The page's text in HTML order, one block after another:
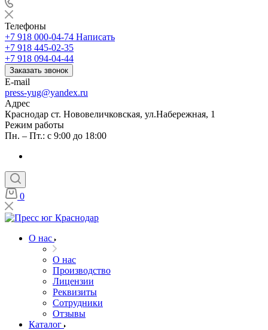
Телефоны
+7 918 000-04-74 Написать
+7 918 445-02-35
+7 918 094-04-44
Заказать звонок
E-mail
press-yug@yandex.ru
Адрес
Краснодар ст. Нововеличковская, ул.Набережная, 1
Режим работы
Пн. – Пт.: с 9:00 до 18:00
0
О нас
О нас
Производство
Лицензии
Реквизиты
Сотрудники
Отзывы
Каталог